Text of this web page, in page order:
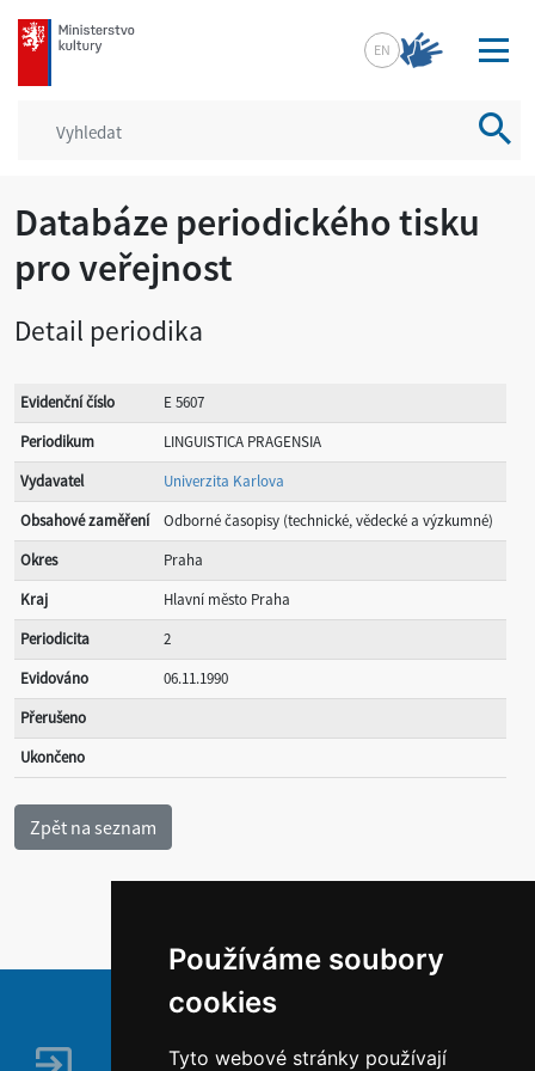
Používáme soubory
cookies
Tyto webové stránky používají
mkcr.cz
EN
Databáze periodického tisku
pro veřejnost
Detail periodika
Evidenční číslo
E 5607
Periodikum
LINGUISTICA PRAGENSIA
Vydavatel
Univerzita Karlova
Obsahové zaměření
Odborné časopisy (technické, vědecké a výzkumné)
Okres
Praha
Kraj
Hlavní město Praha
Periodicita
2
Evidováno
06.11.1990
Přerušeno
Ukončeno